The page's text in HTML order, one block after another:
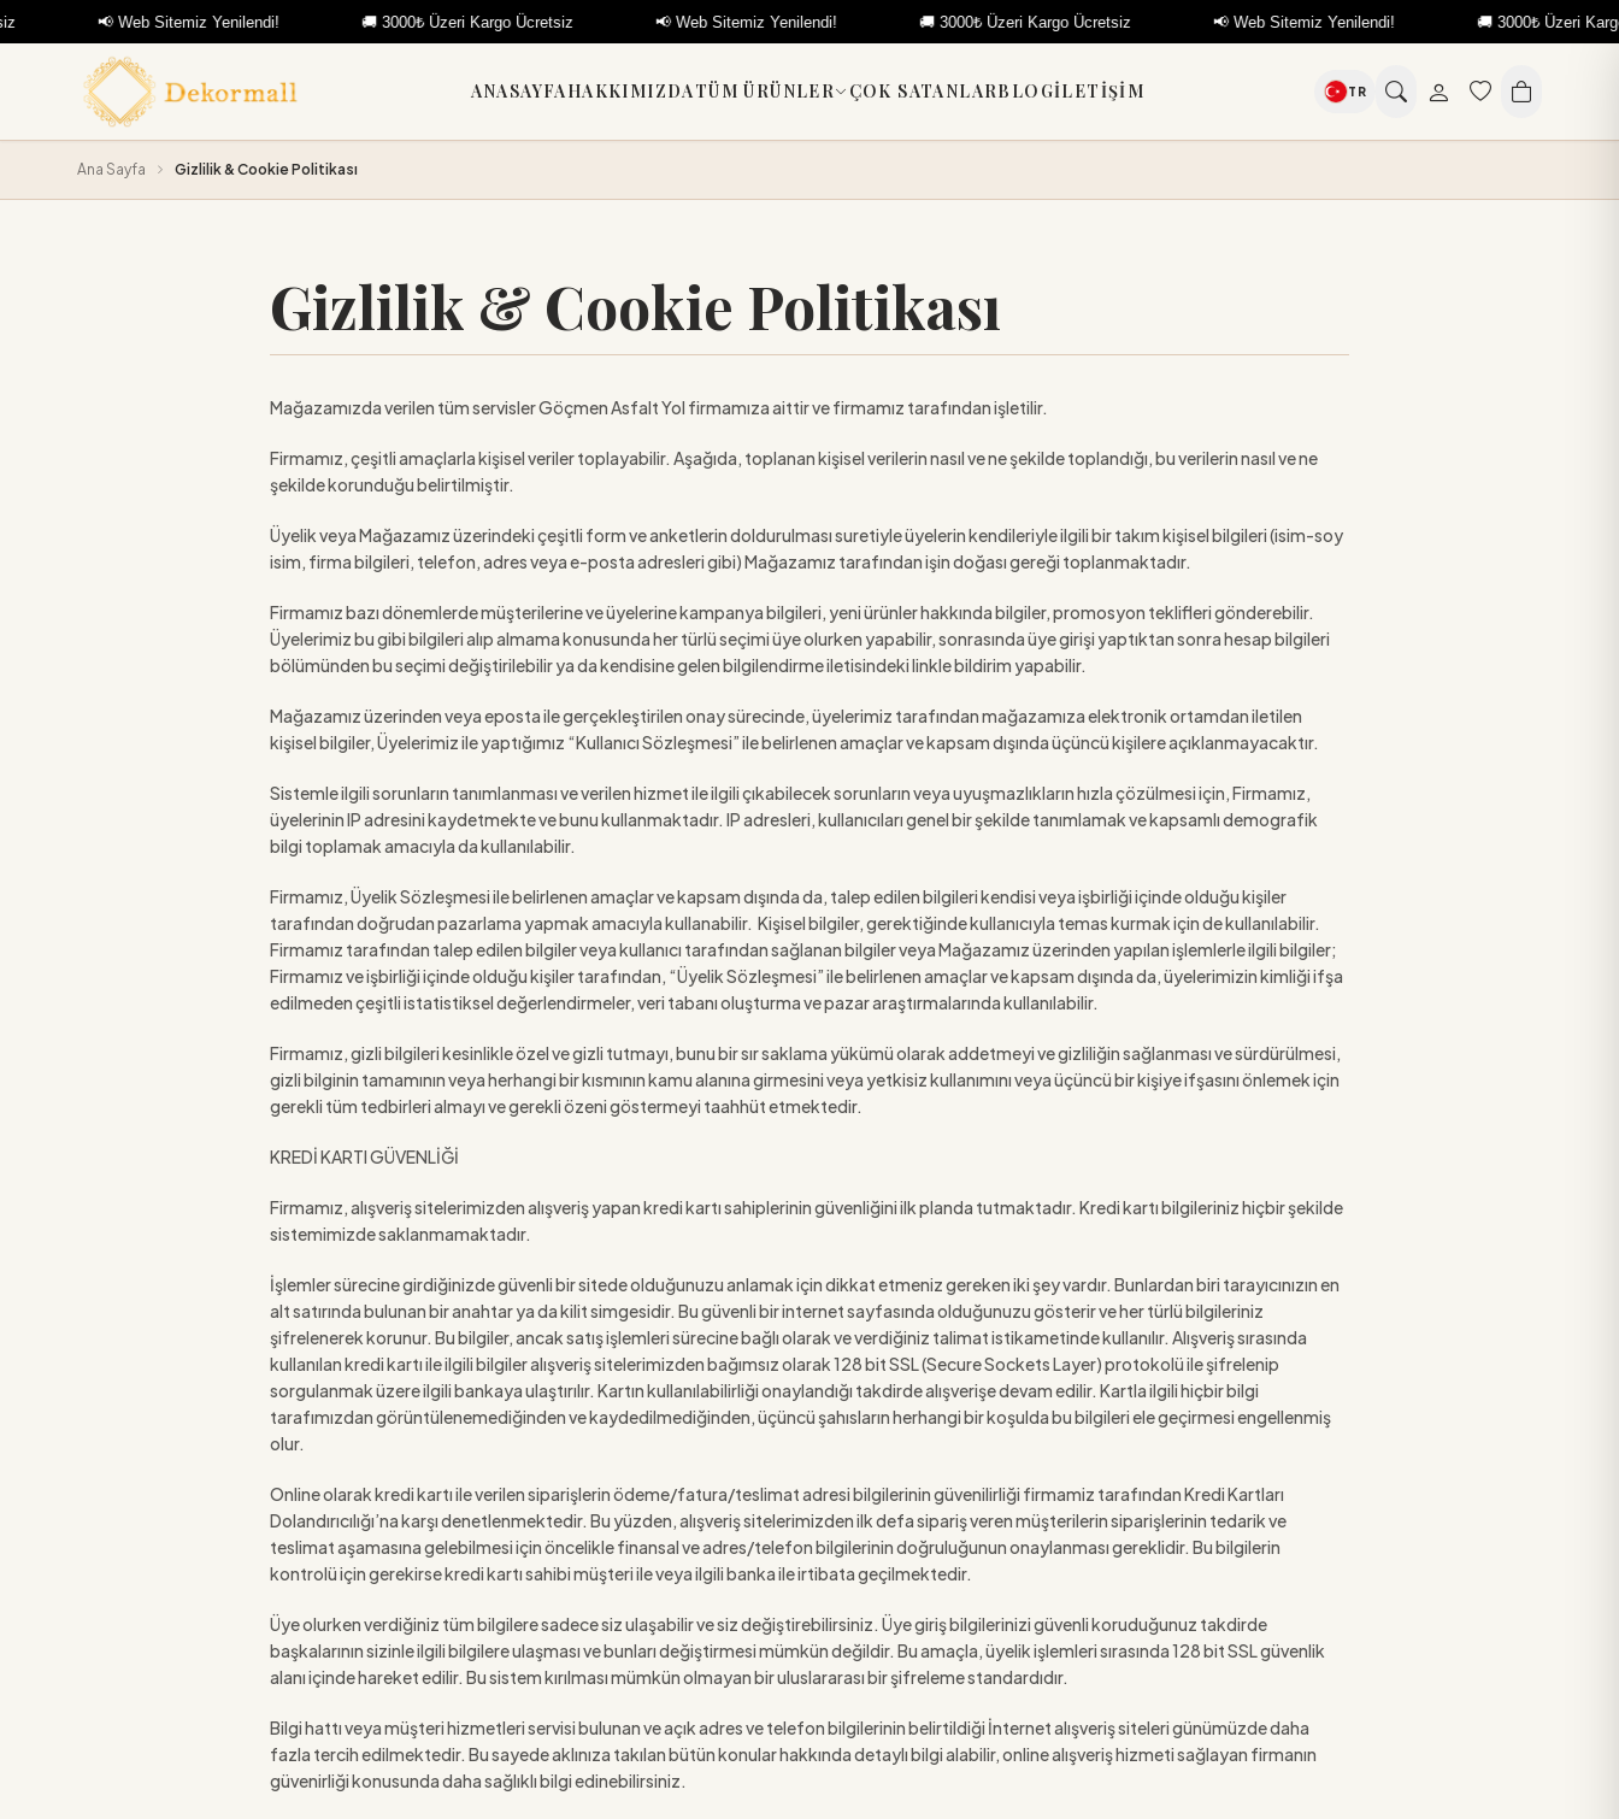
📢 Web Sitemiz Yenilendi! 🚚 3000₺ Üzeri Kargo Ücretsiz 📢 Web Sitemiz Yenilendi! 🚚 3000₺ Üzeri Kargo Ücretsiz 📢 Web Sitemiz Yenilendi! 🚚 3000₺ Üzeri Kargo Ücretsiz
ANASAYFAHAKKIMIZDATÜM ÜRÜNLER ÇOK SATANLARBLOGİLETIŞIM TR
Ana Sayfa Gizlilik & Cookie Politikası
Gizlilik & Cookie Politikası
Mağazamızda verilen tüm servisler Göçmen Asfalt Yol firmamıza aittir ve firmamız tarafından işletilir.
Firmamız, çeşitli amaçlarla kişisel veriler toplayabilir. Aşağıda, toplanan kişisel verilerin nasıl ve ne şekilde toplandığı, bu verilerin nasıl ve ne
şekilde korunduğu belirtilmiştir.
Üyelik veya Mağazamız üzerindeki çeşitli form ve anketlerin doldurulması suretiyle üyelerin kendileriyle ilgili bir takım kişisel bilgileri (isim-soy
isim, firma bilgileri, telefon, adres veya e-posta adresleri gibi) Mağazamız tarafından işin doğası gereği toplanmaktadır.
Firmamız bazı dönemlerde müşterilerine ve üyelerine kampanya bilgileri, yeni ürünler hakkında bilgiler, promosyon teklifleri gönderebilir.
Üyelerimiz bu gibi bilgileri alıp almama konusunda her türlü seçimi üye olurken yapabilir, sonrasında üye girişi yaptıktan sonra hesap bilgileri
bölümünden bu seçimi değiştirilebilir ya da kendisine gelen bilgilendirme iletisindeki linkle bildirim yapabilir.
Mağazamız üzerinden veya eposta ile gerçekleştirilen onay sürecinde, üyelerimiz tarafından mağazamıza elektronik ortamdan iletilen
kişisel bilgiler, Üyelerimiz ile yaptığımız “Kullanıcı Sözleşmesi” ile belirlenen amaçlar ve kapsam dışında üçüncü kişilere açıklanmayacaktır.
Sistemle ilgili sorunların tanımlanması ve verilen hizmet ile ilgili çıkabilecek sorunların veya uyuşmazlıkların hızla çözülmesi için, Firmamız,
üyelerinin IP adresini kaydetmekte ve bunu kullanmaktadır. IP adresleri, kullanıcıları genel bir şekilde tanımlamak ve kapsamlı demografik
bilgi toplamak amacıyla da kullanılabilir.
Firmamız, Üyelik Sözleşmesi ile belirlenen amaçlar ve kapsam dışında da, talep edilen bilgileri kendisi veya işbirliği içinde olduğu kişiler
tarafından doğrudan pazarlama yapmak amacıyla kullanabilir. Kişisel bilgiler, gerektiğinde kullanıcıyla temas kurmak için de kullanılabilir.
Firmamız tarafından talep edilen bilgiler veya kullanıcı tarafından sağlanan bilgiler veya Mağazamız üzerinden yapılan işlemlerle ilgili bilgiler;
Firmamız ve işbirliği içinde olduğu kişiler tarafından, “Üyelik Sözleşmesi” ile belirlenen amaçlar ve kapsam dışında da, üyelerimizin kimliği ifşa
edilmeden çeşitli istatistiksel değerlendirmeler, veri tabanı oluşturma ve pazar araştırmalarında kullanılabilir.
Firmamız, gizli bilgileri kesinlikle özel ve gizli tutmayı, bunu bir sır saklama yükümü olarak addetmeyi ve gizliliğin sağlanması ve sürdürülmesi,
gizli bilginin tamamının veya herhangi bir kısmının kamu alanına girmesini veya yetkisiz kullanımını veya üçüncü bir kişiye ifşasını önlemek için
gerekli tüm tedbirleri almayı ve gerekli özeni göstermeyi taahhüt etmektedir.
KREDİ KARTI GÜVENLİĞİ
Firmamız, alışveriş sitelerimizden alışveriş yapan kredi kartı sahiplerinin güvenliğini ilk planda tutmaktadır. Kredi kartı bilgileriniz hiçbir şekilde
sistemimizde saklanmamaktadır.
İşlemler sürecine girdiğinizde güvenli bir sitede olduğunuzu anlamak için dikkat etmeniz gereken iki şey vardır. Bunlardan biri tarayıcınızın en
alt satırında bulunan bir anahtar ya da kilit simgesidir. Bu güvenli bir internet sayfasında olduğunuzu gösterir ve her türlü bilgileriniz
şifrelenerek korunur. Bu bilgiler, ancak satış işlemleri sürecine bağlı olarak ve verdiğiniz talimat istikametinde kullanılır. Alışveriş sırasında
kullanılan kredi kartı ile ilgili bilgiler alışveriş sitelerimizden bağımsız olarak 128 bit SSL (Secure Sockets Layer) protokolü ile şifrelenip
sorgulanmak üzere ilgili bankaya ulaştırılır. Kartın kullanılabilirliği onaylandığı takdirde alışverişe devam edilir. Kartla ilgili hiçbir bilgi
tarafımızdan görüntülenemediğinden ve kaydedilmediğinden, üçüncü şahısların herhangi bir koşulda bu bilgileri ele geçirmesi engellenmiş
olur.
Online olarak kredi kartı ile verilen siparişlerin ödeme/fatura/teslimat adresi bilgilerinin güvenilirliği firmamiz tarafından Kredi Kartları
Dolandırıcılığı’na karşı denetlenmektedir. Bu yüzden, alışveriş sitelerimizden ilk defa sipariş veren müşterilerin siparişlerinin tedarik ve
teslimat aşamasına gelebilmesi için öncelikle finansal ve adres/telefon bilgilerinin doğruluğunun onaylanması gereklidir. Bu bilgilerin
kontrolü için gerekirse kredi kartı sahibi müşteri ile veya ilgili banka ile irtibata geçilmektedir.
Üye olurken verdiğiniz tüm bilgilere sadece siz ulaşabilir ve siz değiştirebilirsiniz. Üye giriş bilgilerinizi güvenli koruduğunuz takdirde
başkalarının sizinle ilgili bilgilere ulaşması ve bunları değiştirmesi mümkün değildir. Bu amaçla, üyelik işlemleri sırasında 128 bit SSL güvenlik
alanı içinde hareket edilir. Bu sistem kırılması mümkün olmayan bir uluslararası bir şifreleme standardıdır.
Bilgi hattı veya müşteri hizmetleri servisi bulunan ve açık adres ve telefon bilgilerinin belirtildiği İnternet alışveriş siteleri günümüzde daha
fazla tercih edilmektedir. Bu sayede aklınıza takılan bütün konular hakkında detaylı bilgi alabilir, online alışveriş hizmeti sağlayan firmanın
güvenirliği konusunda daha sağlıklı bilgi edinebilirsiniz.